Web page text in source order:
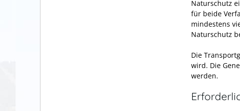
Naturschutz
für beide
mindestens
Naturschutz
Die
wird. Die
werden.